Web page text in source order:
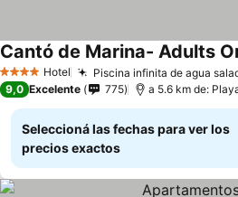
4 EstrellasHotel Piscina infinita de agua
Cantó de Marina- Adults
9,0 Excelente 775 a 5.6 km de:
Seleccioná las fechas para ver los
precios exactos